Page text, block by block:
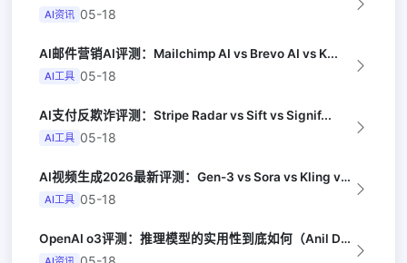
AI资讯 05-18
AI邮件营销AI评测：Mailchimp AI vs Brevo AI vs K...
AI工具 05-18
AI支付反欺诈评测：Stripe Radar vs Sift vs Signif...
AI工具 05-18
AI视频生成2026最新评测：Gen-3 vs Sora vs Kling vs...
AI工具 05-18
OpenAI o3评测：推理模型的实用性到底如何（Anil Dash）